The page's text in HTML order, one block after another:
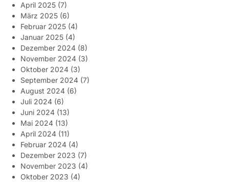
April 2025 (7)
März 2025 (6)
Februar 2025 (4)
Januar 2025 (4)
Dezember 2024 (8)
November 2024 (3)
Oktober 2024 (3)
September 2024 (7)
August 2024 (6)
Juli 2024 (6)
Juni 2024 (13)
Mai 2024 (13)
April 2024 (11)
Februar 2024 (4)
Dezember 2023 (7)
November 2023 (4)
Oktober 2023 (4)